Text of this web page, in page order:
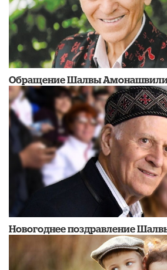
Обращение Шалвы
Новогоднее поздравление